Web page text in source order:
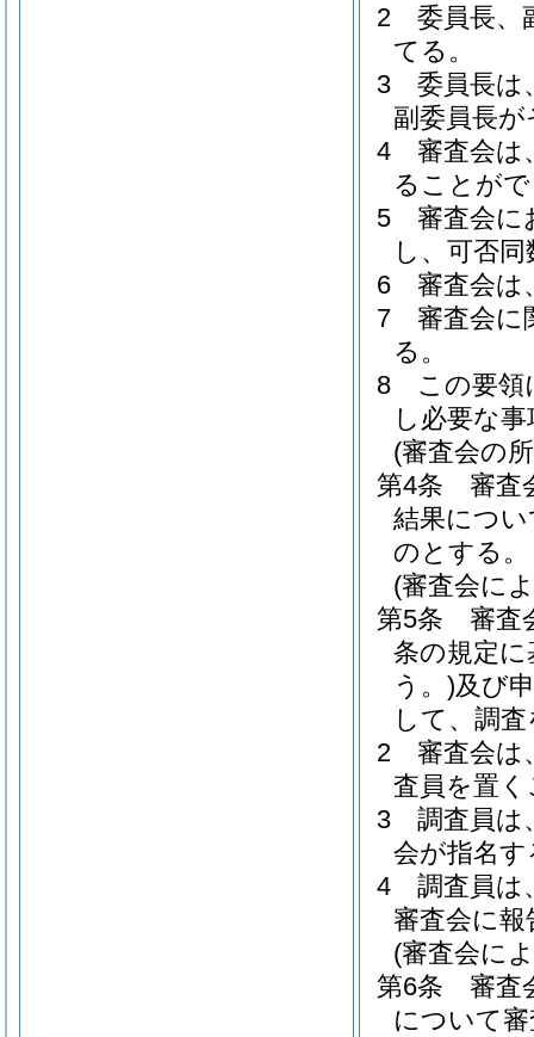
2
委員長、
てる。
3
委員長は
副委員長
4
審査会は
ることが
5
審査会に
し、可否
6
審査会は
7
審査会に
る。
8
この要領
し必要な
(審査会の
第4条
審査
結果につ
のとする。
(審査会に
第5条
審査
条の規定
う。)及び
して、調
2
審査会は
査員を置
3
調査員は
会が指名
4
調査員は
審査会に
(審査会に
第6条
審査
について